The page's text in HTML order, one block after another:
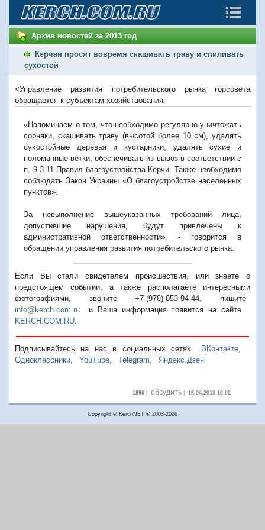
Архив новостей за 2013 год
Керчан просят вовремя скашивать траву и спиливать
сухостой
<Управление развития потребительского рынка горсовета
обращается к субъектам хозяйствования.
«Напоминаем о том, что необходимо регулярно уничтожать
сорняки, скашивать траву (высотой более 10 см), удалять
сухостойные деревья и кустарники, удалять сухие и
поломанные ветки, обеспечивать из вывоз в соответствии с
п. 9.3.11 Правил благоустройства Керчи. Также необходимо
соблюдать Закон Украины «О благоустройстве населенных
пунктов».
За невыполнение вышеуказанных требований лица,
допустившие нарушения, будут привлечены к
административной ответственности», - говорится в
обращении управления развития потребительского рынка.
Если Вы стали свидетелем происшествия, или знаете о
предстоящем событии, а также располагаете интересными
фотографиями, звоните +7-(978)-853-94-44, пишите
info@kerch.com.ru и Ваша информация появится на сайте
KERCH.COM.RU
Подписывайтесь на нас в социальных сетях ВКонтакте,
Одноклассники
YouTube Telegram Яндекс.Дзен
1896| обсудить| 16.04.2013 10:02
Copyright © KerchNET ® 2003-2026